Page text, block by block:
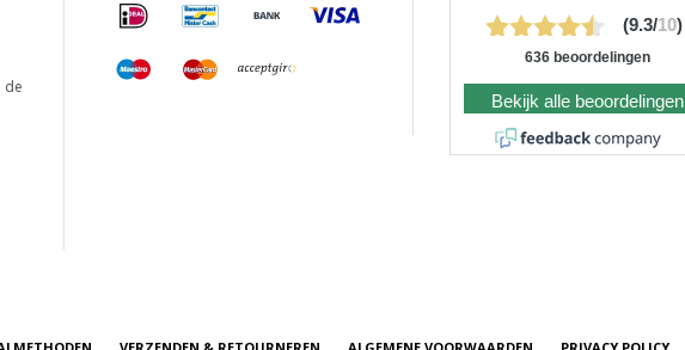
de
(9.3/10)
636 beoordelingen
Bekijk alle beoordelingen